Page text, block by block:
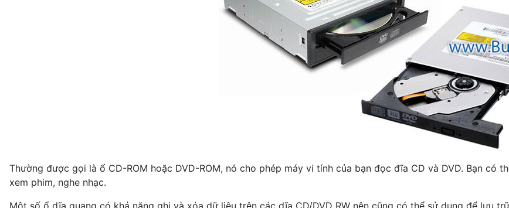
Thường được gọi là ổ CD-ROM hoặc DVD-ROM, nó cho phép máy vi tính của bạn đọc đĩa CD và DVD. Bạn có
xem phim, nghe nhạc.
Một số ổ dĩa quang có khả năng ghi và xóa dữ liệu trên các dĩa CD/DVD RW nên cũng có thể sử dụng để lưu